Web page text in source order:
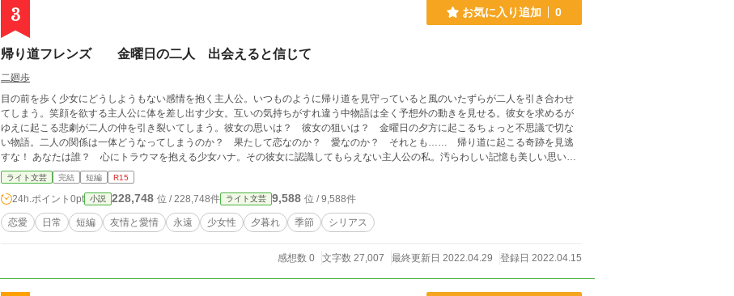
3 お気に入り追加 0
帰り道フレンズ 金曜日の二人 出会えると信じて
二廻歩
目の前を歩く少女にどうしようもない感情を抱く主人公。いつものように帰り道を見守っていると風のいたずらが二人を引き合わせ
てしまう。笑顔を欲する主人公に体を差し出す少女。互いの気持ちがすれ違う中物語は全く予想外の動きを見せる。彼女を求めるが
ゆえに起こる悲劇が二人の仲を引き裂いてしまう。彼女の思いは？ 彼女の狙いは？ 金曜日の夕方に起こるちょっと不思議で切な
い物語。二人の関係は一体どうなってしまうのか？ 果たして恋なのか？ 愛なのか？ それとも…… 帰り道に起こる奇跡を見逃
すな！ あなたは誰？ 心にトラウマを抱える少女ハナ。その彼女に認識してもらえない主人公の私。汚らわしい記憶も美しい思い出
も決してハナには届かない。ハナを理解しつつも報われない思いに苦悩する主人公は恋人だと嘘の告白をする。ハナへの強い思いか
ら次第に暴走を始め…… 永遠の少女の物語は完結へ。
ライト文芸 完結 短編 R15
24h.ポイント 0pt 小説 228,748 位 / 228,748件 ライト文芸 9,588 位 / 9,588件
恋愛 日常 短編 友情と愛情 永遠 少女性 夕暮れ 季節 シリアス
感想数 0 文字数 27,007 最終更新日 2022.04.29 登録日 2022.04.15